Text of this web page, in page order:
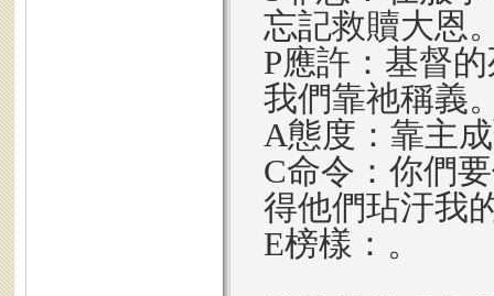
忘記救贖大恩
P應許：基督
我們靠祂稱義
A態度：靠主
C命令：你們
得他們玷汙我
E榜樣：。